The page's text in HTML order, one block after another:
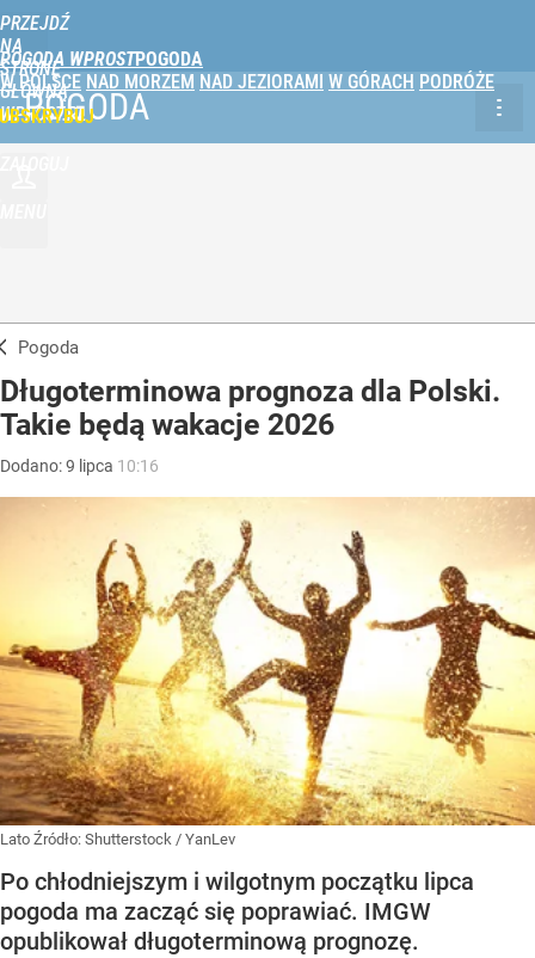
PRZEJDŹ
NA
STRONĘ
GŁÓWNĄ
WPROST.PL
POGODA WPROST
W POLSCE NAD MORZEM NAD JEZIORAMI W GÓRACH PODRÓŻE
POGODA
Pogoda
Długoterminowa prognoza dla Polski.
Takie będą wakacje 2026
Dodano:9 lipca 10:16
Lato Źródło: Shutterstock / YanLev
Po chłodniejszym i wilgotnym początku lipca
pogoda ma zacząć się poprawiać. IMGW
opublikował długoterminową prognozę.